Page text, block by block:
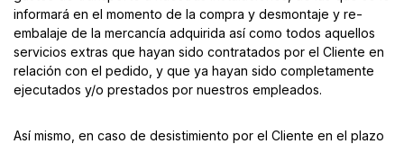
informará en el momento de la compra y desmontaje y re-
embalaje de la mercancía adquirida así como todos aquellos
servicios extras que hayan sido contratados por el Cliente en
relación con el pedido, y que ya hayan sido completamente
ejecutados y/o prestados por nuestros empleados.
Así mismo, en caso de desistimiento por el Cliente en el plazo